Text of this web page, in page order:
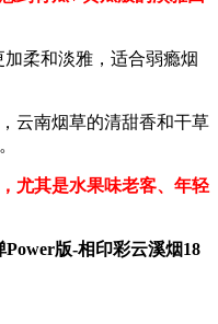
柔和淡雅，适合弱瘾烟
云南烟草的清甜香和干草
尤其是水果味老客、年轻
版-相印彩云溪烟18